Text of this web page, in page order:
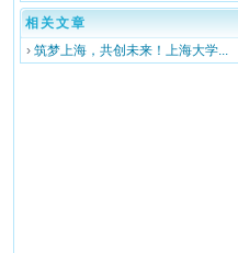
相关文章
› 筑梦上海，共创未来！上海大学...